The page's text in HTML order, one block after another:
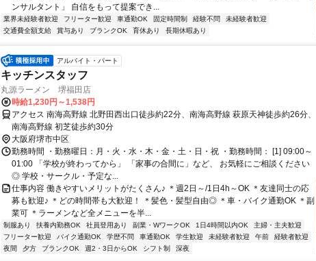
ンサルタント」 自信をもって提案でき...
業界未経験者歓迎 フリーター歓迎 車通勤OK 固定時間制 経験不問
未経験者歓迎
交通費全額支給
賞与あり ブランクOK 育休あり 長期休暇あり
アルバイト・パート
キッチンスタッフ
丸源ラーメン 堺福田店
時給1,230円～1,538円
アクセス 南海高野線 北野田西出口徒歩約22分、南海高野線 萩原天神徒歩約26分、
南海高野線 初芝徒歩約30分
大阪府堺市中区
勤務時間 ・勤務曜日：月・火・水・木・金・土・日・祝 ・勤務時間： [1] 09:00～
01:00 「学校が終わってから」 「家事の合間に」など、 お気軽にご相談ください
◎ 学校・サークル・予定な...
仕事内容 働きやすいメリットがたくさん♪ ＊週2日～/1日4h～OK ＊友達同士の応
募も歓迎♪ ＊どの時間帯も大歓迎！ ＊髪色・髪型自由◎ ＊車・バイク通勤OK ＊副
業可 ＊ラーメンなど全メニューを半...
制服あり 扶養内勤務OK 社員登用あり 副業・WワークOK 1日4時間以内OK
主婦・主夫歓迎
フリーター歓迎
バイク通勤OK 学歴不問 車通勤OK 学生歓迎 未経験者歓迎 午前
経験者歓迎
夜間
夕方 ブランクOK 週2・3日からOK シフト制 深夜